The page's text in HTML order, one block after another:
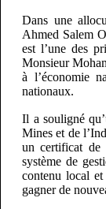
Dans une
Ahmed Salem
est l’une des
Monsieur
à l’économie
nationaux.
Il a souligné
Mines et de
un certificat de
système de
contenu local
gagner de